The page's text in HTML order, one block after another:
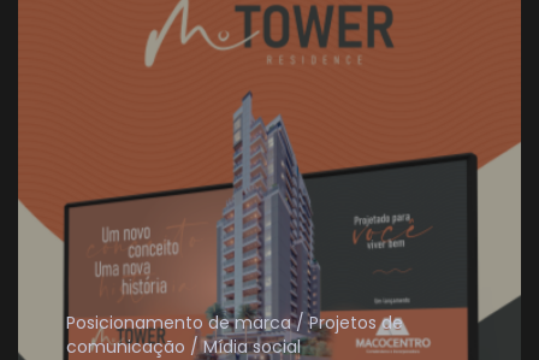
Posicionamento de marca Projetos de
comunicação
Mídia social